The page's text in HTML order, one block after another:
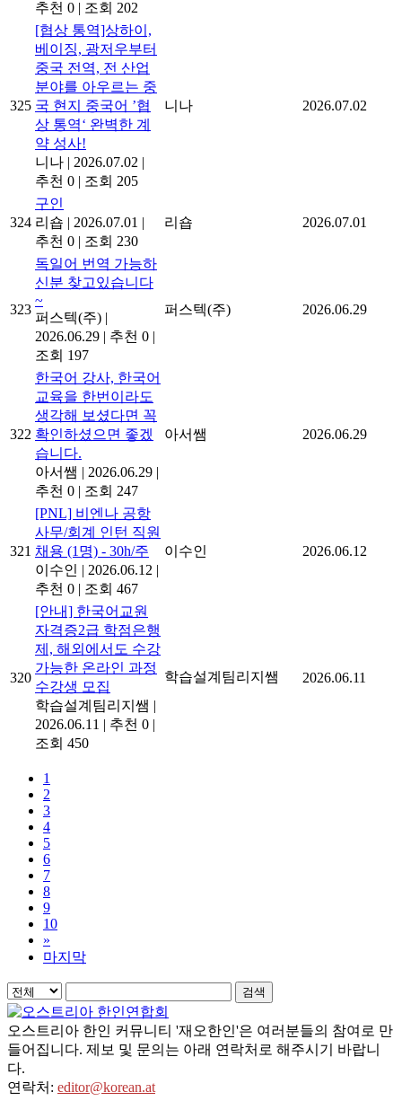
추천 0 | 조회 202
325
[협상 통역]상하이,
베이징, 광저우부터
중국 전역, 전 산업
분야를 아우르는 중
국 현지 중국어 ’협
상 통역‘ 완벽한 계
약 성사!
니나 | 2026.07.02 |
추천 0 | 조회 205
니나 2026.07.02
324
구인
리숍 | 2026.07.01 |
추천 0 | 조회 230
리숍 2026.07.01
323
독일어 번역 가능하
신분 찾고있습니다
~
퍼스텍(주) |
2026.06.29 | 추천 0 |
조회 197
퍼스텍(주) 2026.06.29
322
한국어 강사, 한국어
교육을 한번이라도
생각해 보셨다면 꼭
확인하셨으면 좋겠
습니다.
아서쌤 | 2026.06.29 |
추천 0 | 조회 247
아서쌤 2026.06.29
321
[PNL] 비엔나 공항
사무/회계 인턴 직원
채용 (1명) - 30h/주
이수인 | 2026.06.12 |
추천 0 | 조회 467
이수인 2026.06.12
320
[안내] 한국어교원
자격증2급 학점은행
제, 해외에서도 수강
가능한 온라인 과정
수강생 모집
학습설계팀리지쌤 |
2026.06.11 | 추천 0 |
조회 450
학습설계팀리지쌤 2026.06.11
1
2
3
4
5
6
7
8
9
10
»
마지막
검색
오스트리아 한인 커뮤니티 '재오한인'은 여러분들의 참여로 만
들어집니다. 제보 및 문의는 아래 연락처로 해주시기 바랍니
다.
연락처: editor@korean.at